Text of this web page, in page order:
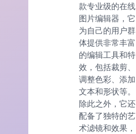
款专业级的在线
图片编辑器，它
为自己的用户群
体提供非常丰富
的编辑工具和特
效，包括裁剪、
调整色彩、添加
文本和形状等。
除此之外，它还
配备了独特的艺
术滤镜和效果，